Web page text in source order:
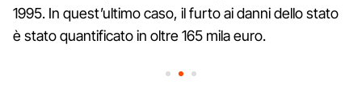
1995. In quest’ultimo caso, il furto ai danni dello stato
è stato quantificato in oltre 165 mila euro.